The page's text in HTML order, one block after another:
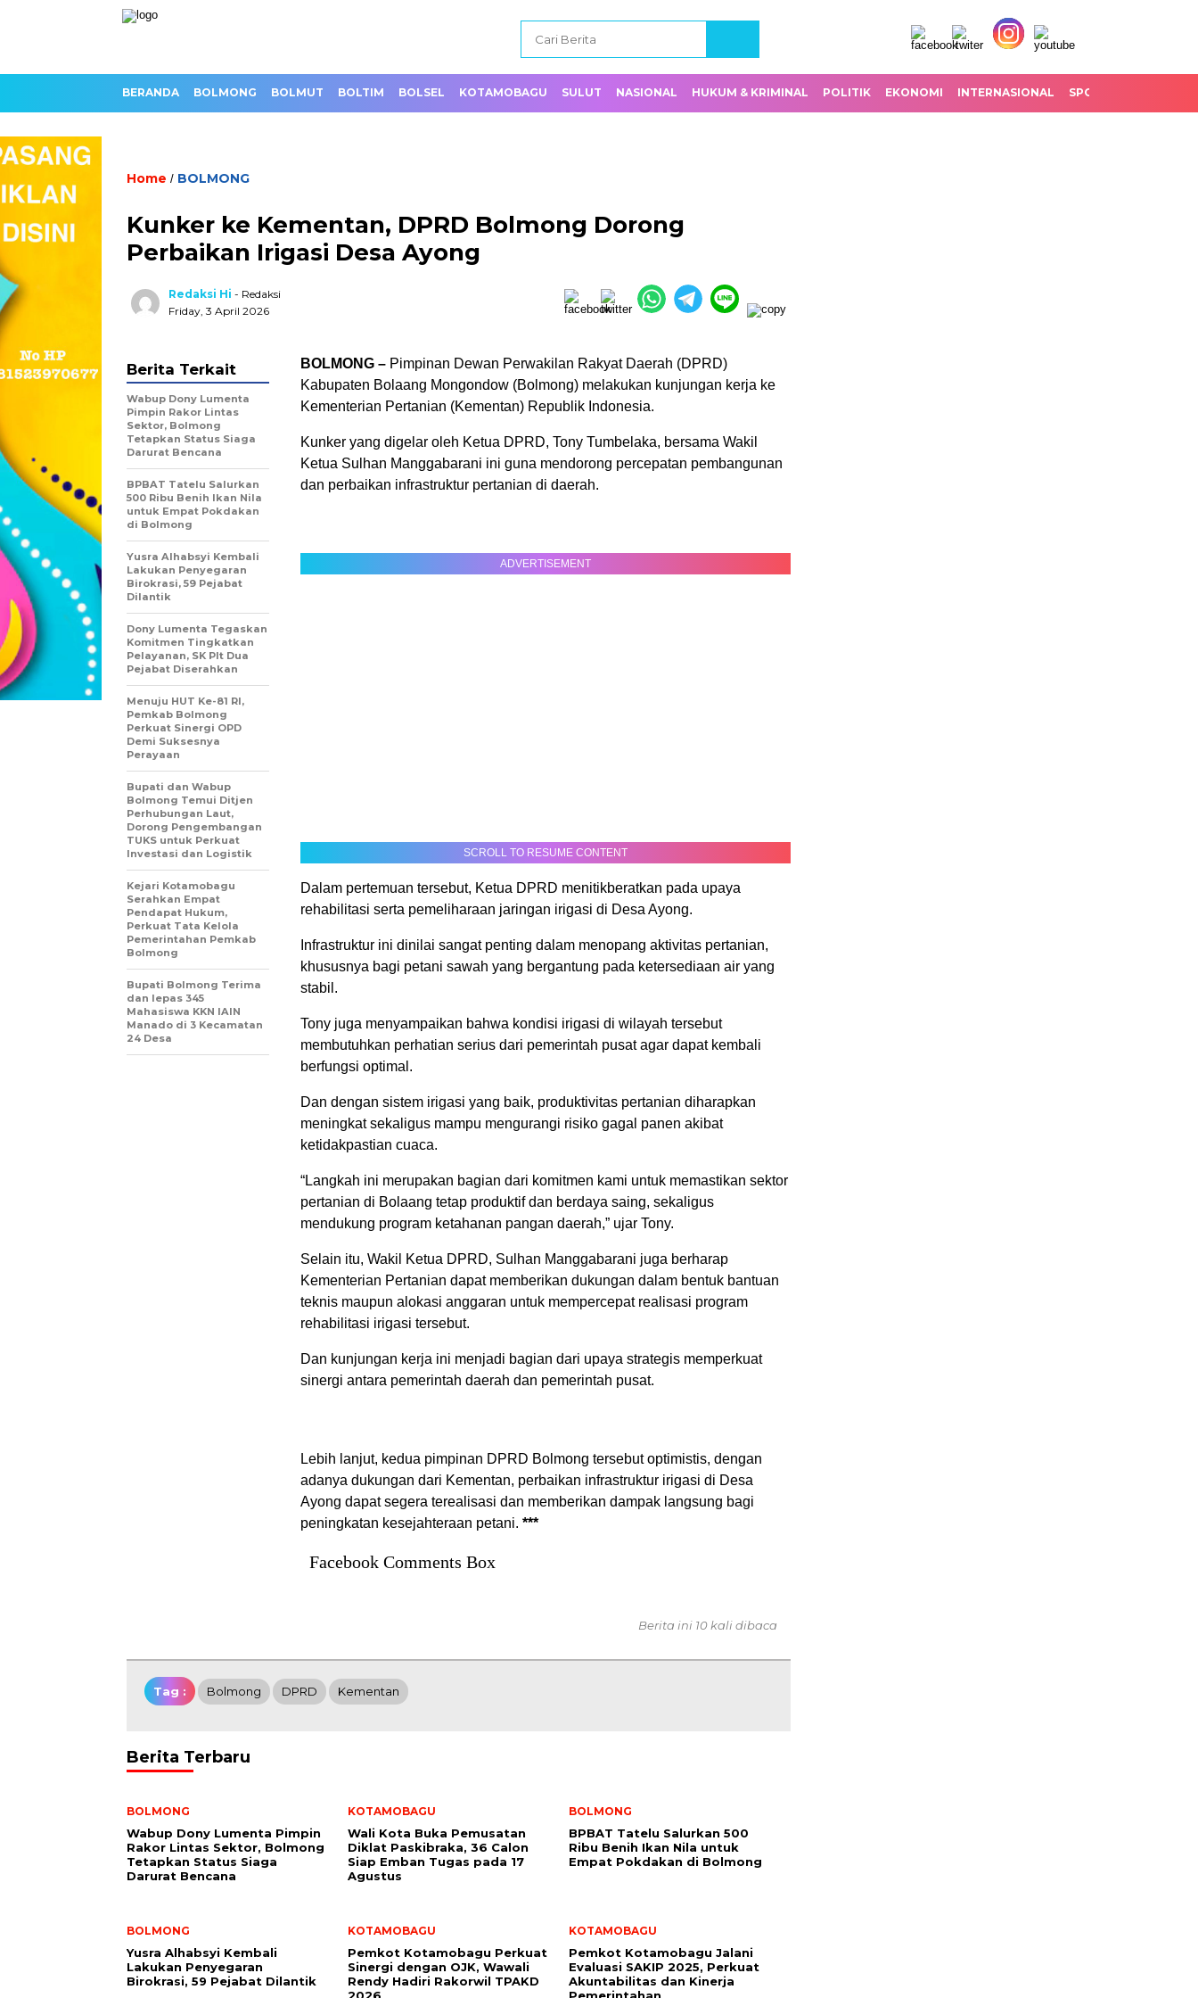
BERANDA BOLMONG BOLMUT BOLTIM BOLSEL KOTAMOBAGU SULUT NASIONAL HUKUM & KRIMINAL POLITIK EKONOMI INTERNASIONAL SPORT
Home / BOLMONG
Kunker ke Kementan, DPRD Bolmong Dorong
Perbaikan Irigasi Desa Ayong
Redaksi Hi - Redaksi
Friday, 3 April 2026
BOLMONG – Pimpinan Dewan Perwakilan Rakyat Daerah (DPRD)
Kabupaten Bolaang Mongondow (Bolmong) melakukan kunjungan kerja ke
Kementerian Pertanian (Kementan) Republik Indonesia.
Kunker yang digelar oleh Ketua DPRD, Tony Tumbelaka, bersama Wakil
Ketua Sulhan Manggabarani ini guna mendorong percepatan pembangunan
dan perbaikan infrastruktur pertanian di daerah.
ADVERTISEMENT
SCROLL TO RESUME CONTENT
Dalam pertemuan tersebut, Ketua DPRD menitikberatkan pada upaya
rehabilitasi serta pemeliharaan jaringan irigasi di Desa Ayong.
Infrastruktur ini dinilai sangat penting dalam menopang aktivitas pertanian,
khususnya bagi petani sawah yang bergantung pada ketersediaan air yang
stabil.
Tony juga menyampaikan bahwa kondisi irigasi di wilayah tersebut
membutuhkan perhatian serius dari pemerintah pusat agar dapat kembali
berfungsi optimal.
Dan dengan sistem irigasi yang baik, produktivitas pertanian diharapkan
meningkat sekaligus mampu mengurangi risiko gagal panen akibat
ketidakpastian cuaca.
“Langkah ini merupakan bagian dari komitmen kami untuk memastikan sektor
pertanian di Bolaang tetap produktif dan berdaya saing, sekaligus
mendukung program ketahanan pangan daerah,” ujar Tony.
Selain itu, Wakil Ketua DPRD, Sulhan Manggabarani juga berharap
Kementerian Pertanian dapat memberikan dukungan dalam bentuk bantuan
teknis maupun alokasi anggaran untuk mempercepat realisasi program
rehabilitasi irigasi tersebut.
Dan kunjungan kerja ini menjadi bagian dari upaya strategis memperkuat
sinergi antara pemerintah daerah dan pemerintah pusat.
Lebih lanjut, kedua pimpinan DPRD Bolmong tersebut optimistis, dengan
adanya dukungan dari Kementan, perbaikan infrastruktur irigasi di Desa
Ayong dapat segera terealisasi dan memberikan dampak langsung bagi
peningkatan kesejahteraan petani. ***
Facebook Comments Box
Berita Terkait
Wabup Dony Lumenta
Pimpin Rakor Lintas
Sektor, Bolmong
Tetapkan Status Siaga
Darurat Bencana
BPBAT Tatelu Salurkan
500 Ribu Benih Ikan Nila
untuk Empat Pokdakan
di Bolmong
Yusra Alhabsyi Kembali
Lakukan Penyegaran
Birokrasi, 59 Pejabat
Dilantik
Dony Lumenta Tegaskan
Komitmen Tingkatkan
Pelayanan, SK Plt Dua
Pejabat Diserahkan
Menuju HUT Ke-81 RI,
Pemkab Bolmong
Perkuat Sinergi OPD
Demi Suksesnya
Perayaan
Bupati dan Wabup
Bolmong Temui Ditjen
Perhubungan Laut,
Dorong Pengembangan
TUKS untuk Perkuat
Investasi dan Logistik
Kejari Kotamobagu
Serahkan Empat
Pendapat Hukum,
Perkuat Tata Kelola
Pemerintahan Pemkab
Bolmong
Bupati Bolmong Terima
dan lepas 345
Mahasiswa KKN IAIN
Manado di 3 Kecamatan
24 Desa
Berita ini 10 kali dibaca
Tag : Bolmong DPRD Kementan
Berita Terbaru
BOLMONG
Wabup Dony Lumenta Pimpin
Rakor Lintas Sektor, Bolmong
Tetapkan Status Siaga
Darurat Bencana
KOTAMOBAGU
Wali Kota Buka Pemusatan
Diklat Paskibraka, 36 Calon
Siap Emban Tugas pada 17
Agustus
BOLMONG
BPBAT Tatelu Salurkan 500
Ribu Benih Ikan Nila untuk
Empat Pokdakan di Bolmong
BOLMONG
Yusra Alhabsyi Kembali
Lakukan Penyegaran
Birokrasi, 59 Pejabat Dilantik
KOTAMOBAGU
Pemkot Kotamobagu Perkuat
Sinergi dengan OJK, Wawali
Rendy Hadiri Rakorwil TPAKD
KOTAMOBAGU
Pemkot Kotamobagu Jalani
Evaluasi SAKIP 2025, Perkuat
Akuntabilitas dan Kinerja